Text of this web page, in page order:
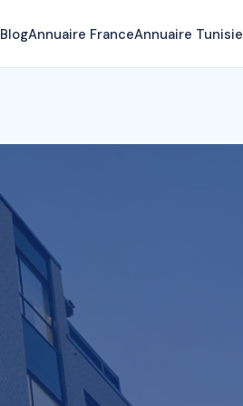
BlogAnnuaire FranceAnnuaire Tunisie